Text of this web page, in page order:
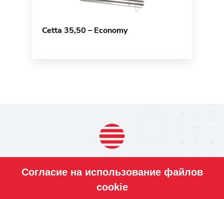
Cetta 35,50 – Economy
ПРОДУКЦИЯ
Согласие на использование файлов
cookie